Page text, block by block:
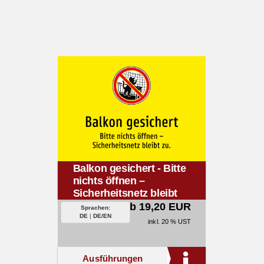
Balkon gesichert - Bitte
nichts öffnen –
Sicherheitsnetz bleibt
zu.Sprachen:
DE | DE/EN
ab 19,20 EUR
inkl. 20 % UST
Ausführungen